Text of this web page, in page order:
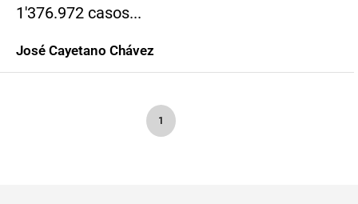
1′376.972 casos...
José Cayetano Chávez
1